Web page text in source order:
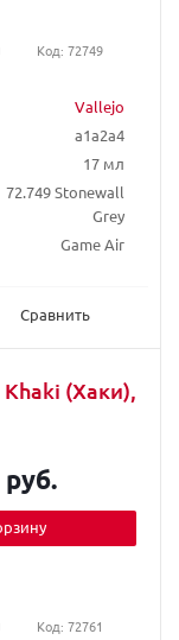
Vallejo
a1a2a4
17 мл
72.749 Stonewall
Grey
Game Air
Сравнить
Код: 72749
Khaki (Хаки),
Код: 72761